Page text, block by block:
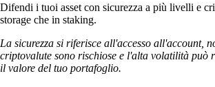
Difendi i tuoi asset con sicurezza a più livelli e
storage che in staking.
La sicurezza si riferisce all'accesso all'account,
criptovalute sono rischiose e l'alta volatilità può
il valore del tuo portafoglio.